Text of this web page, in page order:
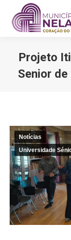
Projeto
Senior
Notícias
Universidade